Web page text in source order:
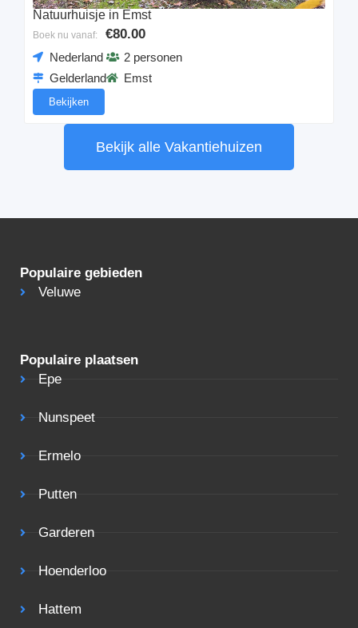
Natuurhuisje in Emst
Boek nu vanaf: €80.00
Nederland
Gelderland
2 personen
Emst
Bekijken
Bekijk alle Vakantiehuizen
Populaire gebieden
Veluwe
Populaire plaatsen
Epe
Nunspeet
Ermelo
Putten
Garderen
Hoenderloo
Hattem